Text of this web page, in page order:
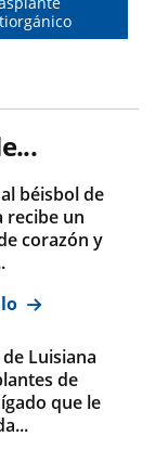
béisbol de
recibe un
corazón y
Luisiana
de
que le